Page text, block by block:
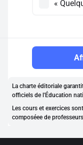
«
La charte éditoriale
officiels de l'Éducation
Les cours et exercices
composéee de